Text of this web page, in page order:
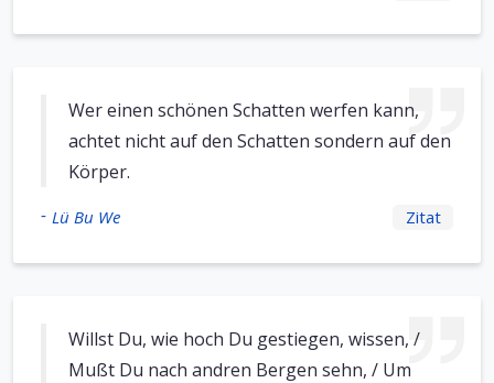
Wer einen schönen Schatten werfen kann,
achtet nicht auf den Schatten sondern auf den
Körper.
- Lü Bu We Zitat
Willst Du, wie hoch Du gestiegen, wissen, /
Mußt Du nach andren Bergen sehn, / Um